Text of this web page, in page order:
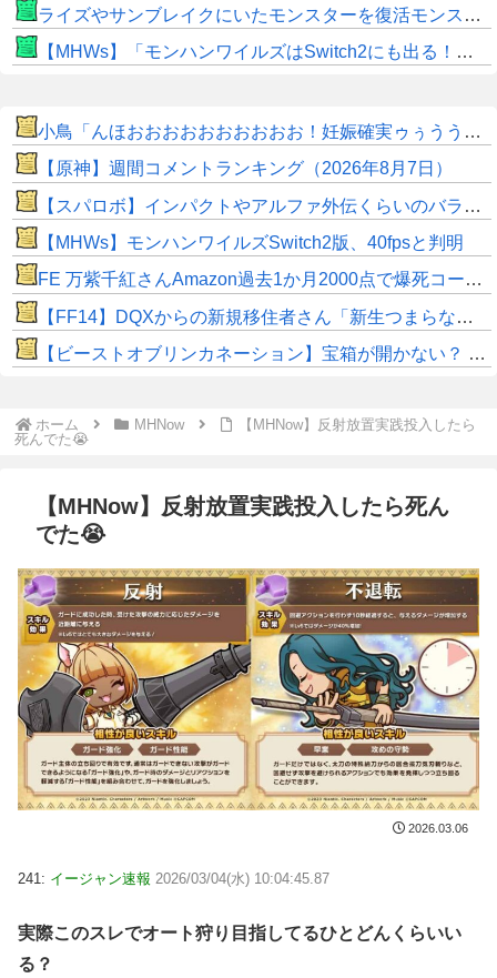
ライズやサンブレイクにいたモンスターを復活モンスターと呼ぶのはやめよう
【MHWs】「モンハンワイルズはSwitch2にも出る！」👈こいつにかけたい言葉ｗｗｗｗｗｗｗｗｗ
小鳥「んほおおおおおおおおおお！妊娠確実ゥぅううううううゥ！！」
【原神】週間コメントランキング（2026年8月7日）
【スパロボ】インパクトやアルファ外伝くらいのバランス求む！！ → インパクトも最終的にはコアブースターで雑魚は一撃で倒せてたけどね
【MHWs】モンハンワイルズSwitch2版、40fpsと判明
FE 万紫千紅さんAmazon過去1か月2000点で爆死コースｗｗｗ
【FF14】DQXからの新規移住者さん「新生つまらないって聞いてたけど普通に面白くてワロタｗｗ」
【ビーストオブリンカネーション】宝箱が開かない？ パスワードやマップ仕様に不満
ホーム MHNow
【MHNow】反射放置実践投入したら
死んでた😭
【MHNow】反射放置実践投入したら死ん
でた😭
2026.03.06
241: イージャン速報 2026/03/04(水) 10:04:45.87
実際このスレでオート狩り目指してるひとどんくらいい
る？